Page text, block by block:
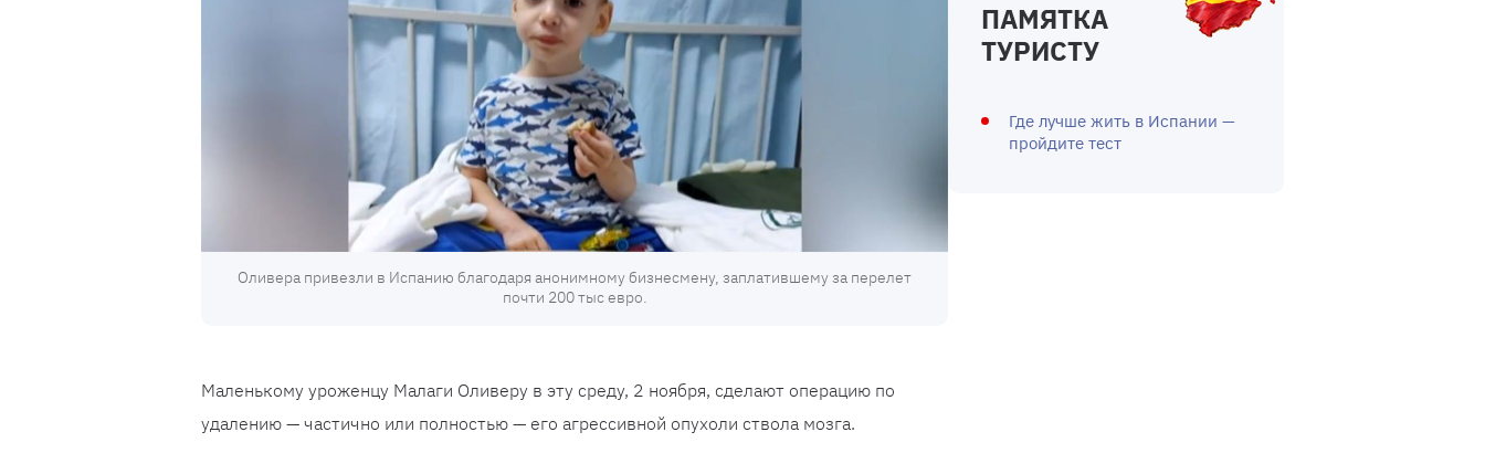
Оливера привезли в Испанию благодаря анонимному бизнесмену, заплатившему за перелет
почти 200 тыс евро.
Маленькому уроженцу Малаги Оливеру в эту среду, 2 ноября, сделают операцию по
удалению — частично или полностью — его агрессивной опухоли ствола мозга.
ПАМЯТКА
ТУРИСТУ
Где лучше жить в Испании —
пройдите тест